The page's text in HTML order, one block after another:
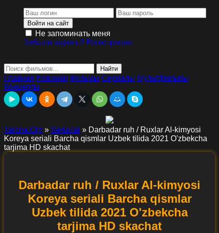
Войти на сайт
Не запоминать меня
Забыли пароль? Регистрация
Найти
Главная Новинки Фильмы Сериалы Мультфильмы
Концерты
Tarona.Org » Seriallar » Darbadar ruh / Ruxlar Al-kimyosi
Koreya seriali Barcha qismlar Uzbek tilida 2021 O'zbekcha
tarjima HD skachat
Darbadar ruh / Ruxlar Al-kimyosi
Koreya seriali Barcha qismlar
Uzbek tilida 2021 O'zbekcha
tarjima HD skachat